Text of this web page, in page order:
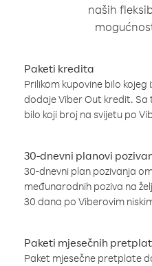
naših
Paketi kredita
Prilikom kupovine bilo kojeg
dodaje Viber Out kredit.
bilo koji broj na svijetu po
30-dnevni planovi
30-dnevni plan pozivanja
međunarodnih poziva na
30 dana po Viberovim
Paketi mjesečnih
Paket mjesečne pretplate